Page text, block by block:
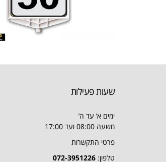
שעות פעילות
ימים א’ עד ה’
משעה 08:00 ועד 17:00
פרטי התקשרות
טלפון: 072-3951226